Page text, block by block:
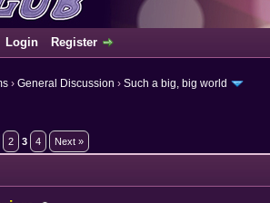
Login Register
› General Discussion › Such a big, big world
2 3 4 Next »